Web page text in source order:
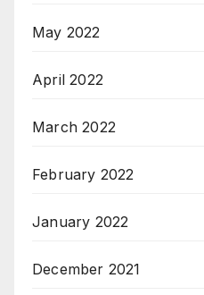
May 2022
April 2022
March 2022
February 2022
January 2022
December 2021